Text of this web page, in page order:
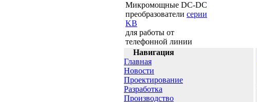
Микромощные DC-DC
преобразователи серии
KB
для работы от
телефонной линии
Навигация
Главная
Новости
Проектирование
Разработка
Производство